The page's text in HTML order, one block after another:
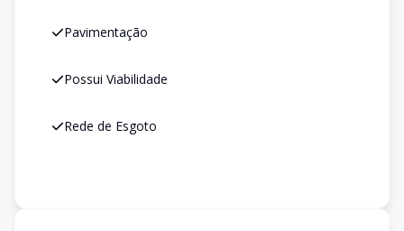
Pavimentação
Possui Viabilidade
Rede de Esgoto